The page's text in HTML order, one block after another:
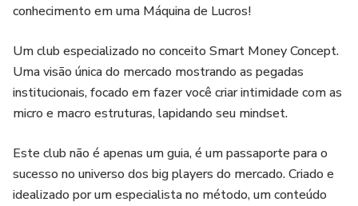
conhecimento em uma Máquina de Lucros!
Um club especializado no conceito Smart Money Concept.
Uma visão única do mercado mostrando as pegadas
institucionais, focado em fazer você criar intimidade com as
micro e macro estruturas, lapidando seu mindset.
Este club não é apenas um guia, é um passaporte para o
sucesso no universo dos big players do mercado. Criado e
idealizado por um especialista no método, um conteúdo